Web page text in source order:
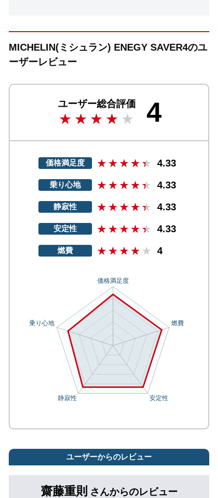
MICHELIN(ミシュラン) ENEGY SAVER4のユ
ーザーレビュー
ユーザー総合評価 4
価格満足度 4.33
乗り心地 4.33
静寂性 4.33
安定性 4.33
燃費 4
ユーザーからのレビュー
齋藤重則 さんからのレビュー